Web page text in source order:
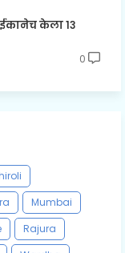
केला १३
0
Mumbai
Rajura